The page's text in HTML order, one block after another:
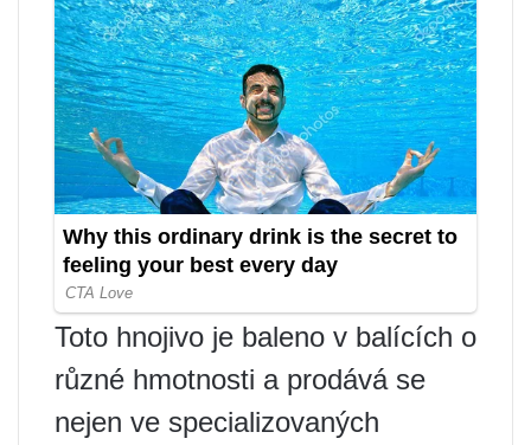
Toto hnojivo je baleno v balících o
různé hmotnosti a prodává se
nejen ve specializovaných